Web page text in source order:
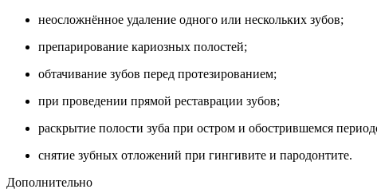
неосложнённое удаление одного или нескольких зубов;
препарирование кариозных полостей;
обтачивание зубов перед протезированием;
при проведении прямой реставрации зубов;
раскрытие полости зуба при остром и обострившемся
снятие зубных отложений при гингивите и пародонтите.
Дополнительно